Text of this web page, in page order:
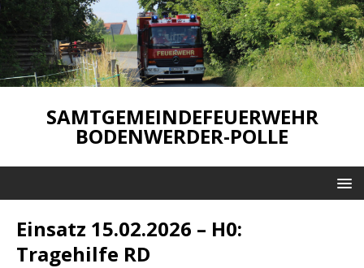
SAMTGEMEINDEFEUERWEHR
BODENWERDER-POLLE
Einsatz 15.02.2026 – H0:
Tragehilfe RD